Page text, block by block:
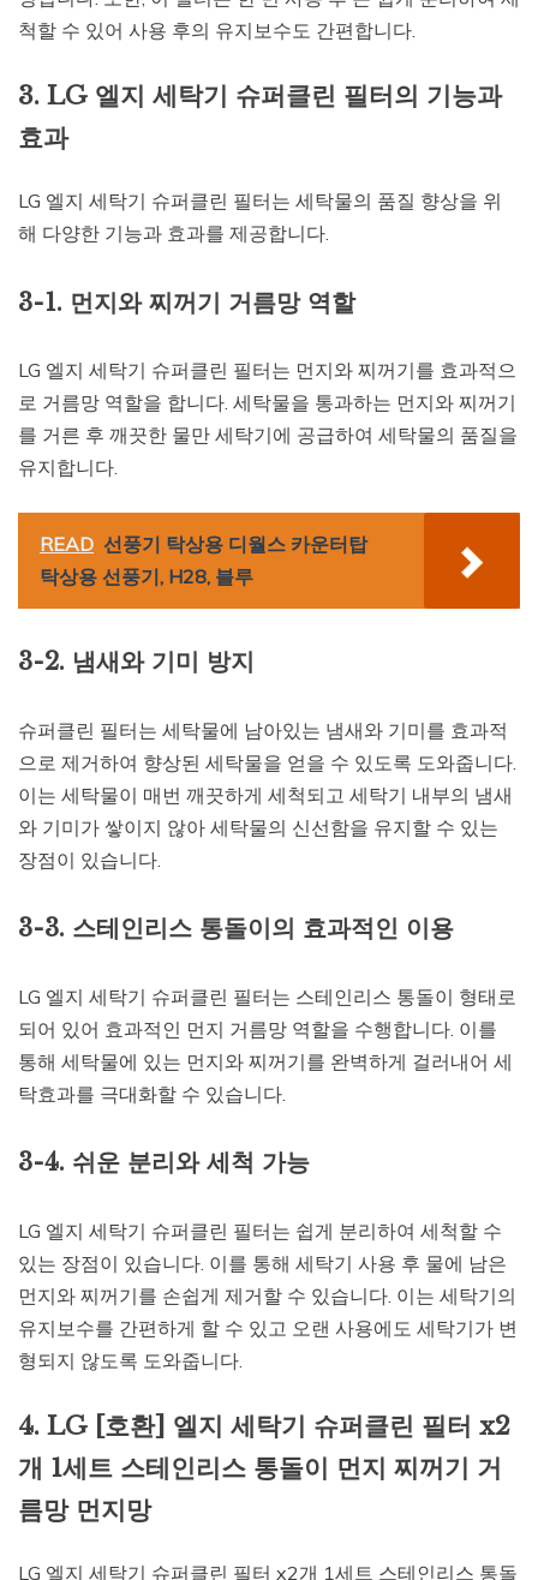
척할 수 있어 사용 후의 유지보수도 간편합니다.
3. LG 엘지 세탁기 슈퍼클린 필터의 기능과
효과
LG 엘지 세탁기 슈퍼클린 필터는 세탁물의 품질 향상을 위
해 다양한 기능과 효과를 제공합니다.
3-1. 먼지와 찌꺼기 거름망 역할
LG 엘지 세탁기 슈퍼클린 필터는 먼지와 찌꺼기를 효과적으
로 거름망 역할을 합니다. 세탁물을 통과하는 먼지와 찌꺼기
를 거른 후 깨끗한 물만 세탁기에 공급하여 세탁물의 품질을
유지합니다.
READ 선풍기 탁상용 디월스 카운터탑
탁상용 선풍기, H28, 블루
3-2. 냄새와 기미 방지
슈퍼클린 필터는 세탁물에 남아있는 냄새와 기미를 효과적
으로 제거하여 향상된 세탁물을 얻을 수 있도록 도와줍니다.
이는 세탁물이 매번 깨끗하게 세척되고 세탁기 내부의 냄새
와 기미가 쌓이지 않아 세탁물의 신선함을 유지할 수 있는
장점이 있습니다.
3-3. 스테인리스 통돌이의 효과적인 이용
LG 엘지 세탁기 슈퍼클린 필터는 스테인리스 통돌이 형태로
되어 있어 효과적인 먼지 거름망 역할을 수행합니다. 이를
통해 세탁물에 있는 먼지와 찌꺼기를 완벽하게 걸러내어 세
탁효과를 극대화할 수 있습니다.
3-4. 쉬운 분리와 세척 가능
LG 엘지 세탁기 슈퍼클린 필터는 쉽게 분리하여 세척할 수
있는 장점이 있습니다. 이를 통해 세탁기 사용 후 물에 남은
먼지와 찌꺼기를 손쉽게 제거할 수 있습니다. 이는 세탁기의
유지보수를 간편하게 할 수 있고 오랜 사용에도 세탁기가 변
형되지 않도록 도와줍니다.
4. LG [호환] 엘지 세탁기 슈퍼클린 필터 x2
개 1세트 스테인리스 통돌이 먼지 찌꺼기 거
름망 먼지망
LG 엘지 세탁기 슈퍼클린 필터 x2개 1세트 스테인리스 통돌